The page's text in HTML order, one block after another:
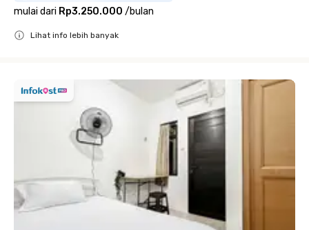
mulai dari Rp3.250.000 /bulan
Lihat info lebih banyak